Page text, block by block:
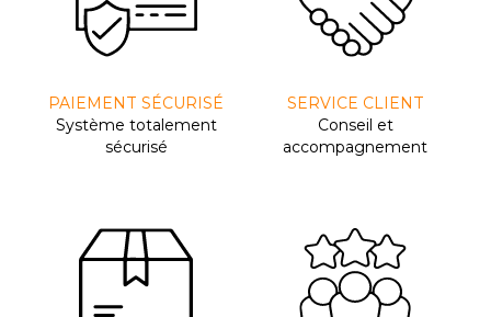
PAIEMENT SÉCURISÉ
Système totalement
sécurisé
SERVICE CLIENT
Conseil et
accompagnement